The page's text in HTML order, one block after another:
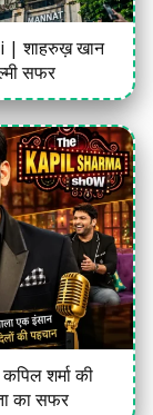
| शाहरुख़ खान
सफर
शर्मा की
का सफर